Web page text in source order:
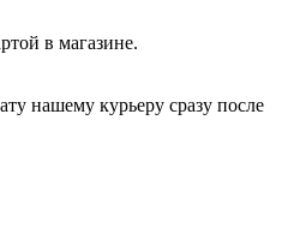
в магазине.
нашему курьеру сразу после